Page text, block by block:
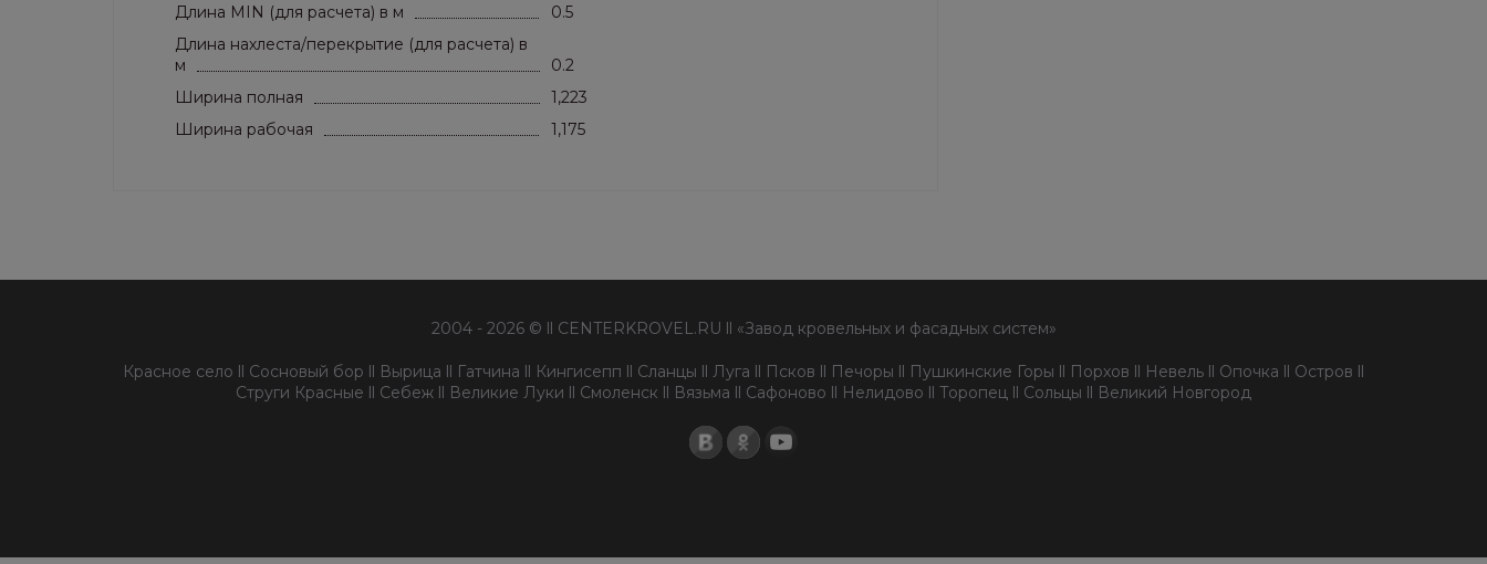
Длина MIN (для расчета) в м
0.5
Длина нахлеста/перекрытие (для расчета) в
м
0.2
Ширина полная
1,223
Ширина рабочая
1,175
2004 - 2026 © ll CENTERKROVEL.RU ll «Завод кровельных и фасадных систем»
Красное село ll Сосновый бор ll Вырица ll Гатчина ll Кингисепп ll Сланцы ll Луга ll Псков ll Печоры ll Пушкинские Горы ll Порхов ll Невель ll Опочка ll Остров ll
Струги Красные ll Себеж ll Великие Луки ll Смоленск ll Вязьма ll Сафоново ll Нелидово ll Торопец ll Сольцы ll Великий Новгород